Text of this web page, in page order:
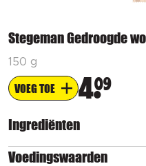
Stegeman Gedroogde
150 g
VOEG TOE 409
Ingrediënten
Voedingswaarden